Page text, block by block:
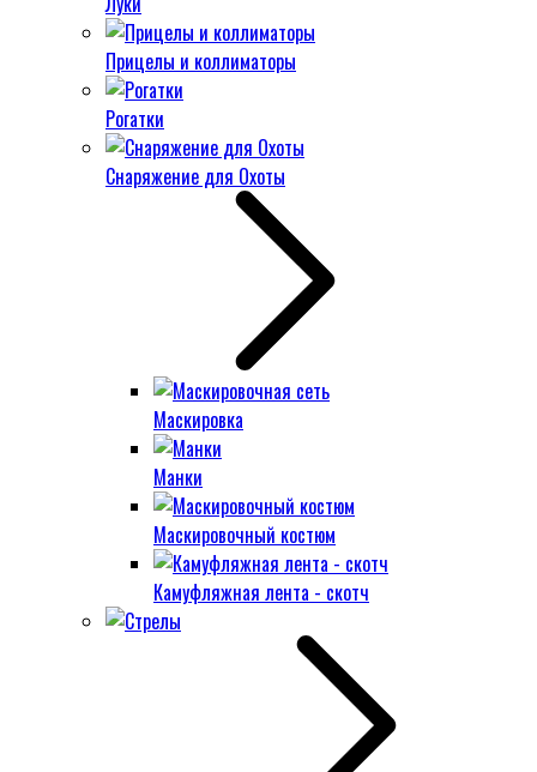
Прицелы и коллиматоры
Рогатки
Снаряжение для Охоты
Маскировка
Манки
Маскировочный костюм
Камуфляжная лента - скотч